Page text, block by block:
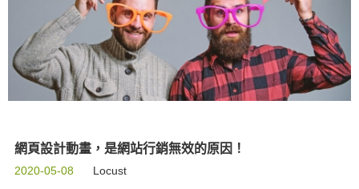
網頁設計動畫，是網站行銷無效的原因！
2020-05-08 Locust